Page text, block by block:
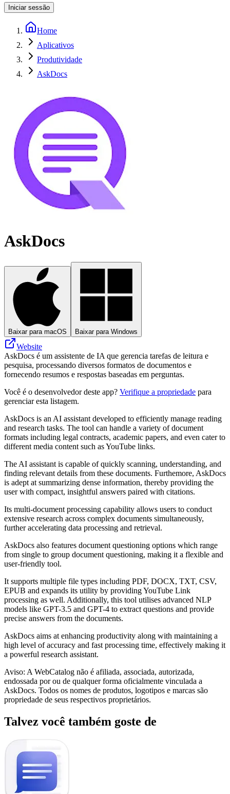
Iniciar sessão
Home
Aplicativos
Produtividade
AskDocs
AskDocs
Baixar para macOS Baixar para Windows
Website
AskDocs é um assistente de IA que gerencia tarefas de leitura e
pesquisa, processando diversos formatos de documentos e
fornecendo resumos e respostas baseadas em perguntas.
Você é o desenvolvedor deste app? Verifique a propriedade para
gerenciar esta listagem.
AskDocs is an AI assistant developed to efficiently manage reading
and research tasks. The tool can handle a variety of document
formats including legal contracts, academic papers, and even cater to
different media content such as YouTube links.
The AI assistant is capable of quickly scanning, understanding, and
finding relevant details from these documents. Furthemore, AskDocs
is adept at summarizing dense information, thereby providing the
user with compact, insightful answers paired with citations.
Its multi-document processing capability allows users to conduct
extensive research across complex documents simultaneously,
further accelerating data processing and retrieval.
AskDocs also features document questioning options which range
from single to group document questioning, making it a flexible and
user-friendly tool.
It supports multiple file types including PDF, DOCX, TXT, CSV,
EPUB and expands its utility by providing YouTube Link
processing as well. Additionally, this tool utilises advanced NLP
models like GPT-3.5 and GPT-4 to extract questions and provide
precise answers from the documents.
AskDocs aims at enhancing productivity along with maintaining a
high level of accuracy and fast processing time, effectively making it
a powerful research assistant.
Aviso: A WebCatalog não é afiliada, associada, autorizada,
endossada por ou de qualquer forma oficialmente vinculada a
AskDocs. Todos os nomes de produtos, logotipos e marcas são
propriedade de seus respectivos proprietários.
Talvez você também goste de